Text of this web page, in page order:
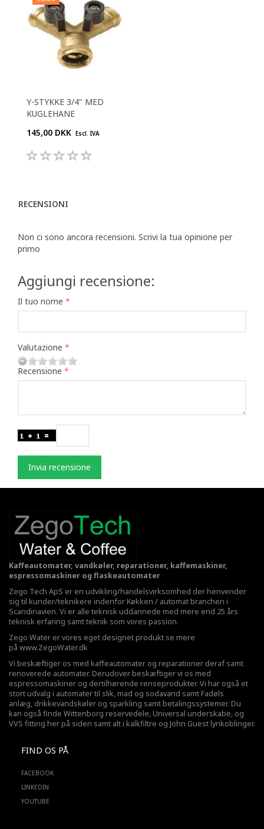
Y-STYKKE 3/4" MED
KUGLEHANE
145,00 DKK Escl. IVA
RECENSIONI
Non ci sono ancora recensioni. Scrivi la tua opinione per
primo
Aggiungi recensione:
Il tuo nome
Valutazione
Recensione
Invia recensione
Kaffeautomater, vandkøler, reparationer, kaffemaskiner,
espressomaskiner og flaskeautomater
Zego Tech ApS er en udvikling/handelsvirksomhed der henvender
sig til kunder/teknikere indenfor Køkken / automat branchen i
Scandinavien. Vi er alle teknisk uddannede med mere end 25 års
teknisk erfaring samt teknik som vores passion.
Zego Water er vores eget designet produkt se mere
på www.ZegoWater.dk
Vi beskæftiger os med kaffeautomater og reparationer deraf samt
renoverede automater. Derudover beskæftiger vi os med
espressomaskiner og dertilhørende renseprodukter. Vi har også et
stort udvalg i automater til slik, mad og sodavand samt Fadøls
anlæg, drikkevandskøler og sparkling samt betalingssystemer. Du
kan også finde Wittenborg reservedele, Universal underskabe, og
VVS fitting her på siden samt alt i kalkfiltre og John Guest lynkoblinger.
FIND OS PÅ
FACEBOOK
LINKEDIN
YOUTUBE